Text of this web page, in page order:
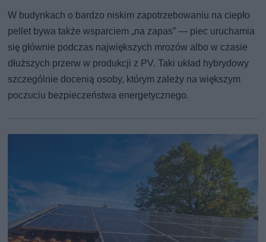
W budynkach o bardzo niskim zapotrzebowaniu na ciepło
pellet bywa także wsparciem „na zapas” — piec uruchamia
się głównie podczas największych mrozów albo w czasie
dłuższych przerw w produkcji z PV. Taki układ hybrydowy
szczególnie docenią osoby, którym zależy na większym
poczuciu bezpieczeństwa energetycznego.